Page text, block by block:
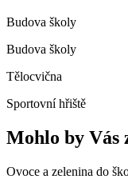
Budova školy
Budova školy
Tělocvična
Sportovní hřiště
Mohlo by Vás
Ovoce a zelenina do